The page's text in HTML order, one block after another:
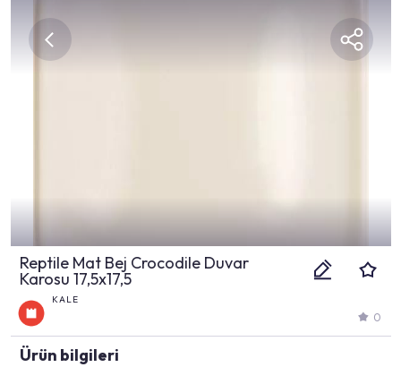
Reptile Mat Bej Crocodile Duvar
Karosu 17,5x17,5
KALE
0
Ürün bilgileri